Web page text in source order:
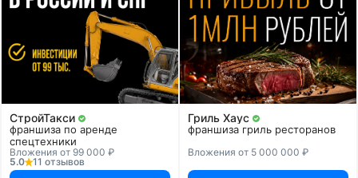
СтройТакси
франшиза по аренде
спецтехники
Вложения от 99 000 ₽
5.0
11 отзывов
Гриль Хаус
франшиза гриль ресторанов
Вложения от 5 000 000 ₽